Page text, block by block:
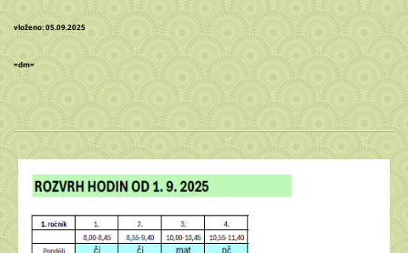
vloženo: 05.09.2025
=dm=